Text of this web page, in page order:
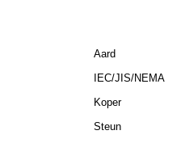
Aard
IEC/JIS/NEMA
Koper
Steun